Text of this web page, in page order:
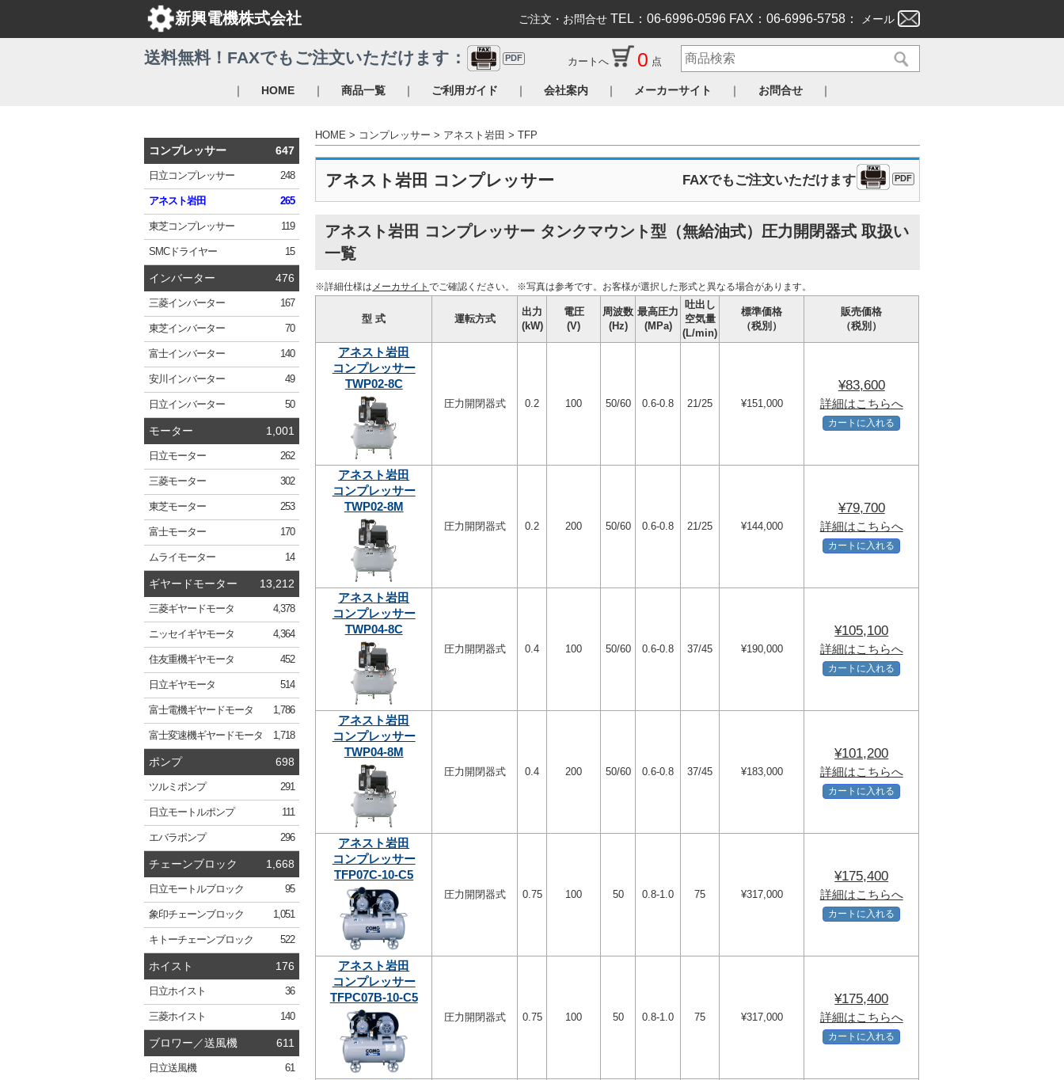
新興電機株式会社 ご注文・お問合せ TEL：06-6996-0596 FAX：06-6996-5758： メール
｜ HOME ｜ 商品一覧 ｜ ご利用ガイド ｜ 会社案内 ｜ メーカーサイト ｜ お問合せ ｜
コンプレッサー 647
日立コンプレッサー 248
アネスト岩田 265
東芝コンプレッサー 119
SMCドライヤー 15
インバーター 476
三菱インバーター 167
東芝インバーター 70
富士インバーター 140
安川 インバーター 49
日立インバーター 50
モーター 1,001
日立モーター 262
三菱モーター 302
東芝モーター 253
富士モーター 170
ムライモーター 14
ギヤードモーター 13,212
三菱ギヤードモータ 4,378
ニッセイギヤモータ 4,364
住友重機ギヤモータ 452
日立ギヤモータ 514
富士電機ギヤードモータ 1,786
富士変速機ギヤードモータ 1,718
ポンプ 698
ツルミ ポンプ 291
日立モートルポンプ 111
エバラポンプ 296
チェーンブロック 1,668
日立モートルブロック 95
象印チェーンブロック 1,051
キトーチェーンブロック 522
ホイスト 176
日立ホイスト 36
三菱ホイスト 140
ブロワー／送風機 611
日立送風機 61
送料無料！FAXでもご注文いただけます： PDF カートへ 0 点
HOME コンプレッサー アネスト岩田 TFP
アネスト岩田 コンプレッサー FAXでもご注文いただけます PDF
アネスト岩田 コンプレッサー タンクマウント型（無給油式）圧力開閉器式 取扱い
一覧
※詳細仕様は メーカサイトでご確認ください。 ※写真は参考です。お客様が選択した形式と異なる場合があります。
型 式 運転方式
出力
(kW)
電圧
(V)
周波数
(Hz)
最高圧力
(MPa)
吐出し
空気量
(L/min)
標準価格
（税別）
販売価格
（税別）
アネスト岩田
コンプレッサー
TWP02-8C
圧力開閉器式 0.2 100 50/60 0.6-0.8 21/25 ¥151,000
¥83,600
詳細はこちらへ
カートに入れる
アネスト岩田
コンプレッサー
TWP02-8M
圧力開閉器式 0.2 200 50/60 0.6-0.8 21/25 ¥144,000
¥79,700
詳細はこちらへ
カートに入れる
アネスト岩田
コンプレッサー
TWP04-8C
圧力開閉器式 0.4 100 50/60 0.6-0.8 37/45 ¥190,000
¥105,100
詳細はこちらへ
カートに入れる
アネスト岩田
コンプレッサー
TWP04-8M
圧力開閉器式 0.4 200 50/60 0.6-0.8 37/45 ¥183,000
¥101,200
詳細はこちらへ
カートに入れる
アネスト岩田
コンプレッサー
TFP07C-10-C5
圧力開閉器式 0.75 100 50 0.8-1.0 75 ¥317,000
¥175,400
詳細はこちらへ
カートに入れる
アネスト岩田
コンプレッサー
TFPC07B-10-C5
圧力開閉器式 0.75 100 50 0.8-1.0 75 ¥317,000
¥175,400
詳細はこちらへ
カートに入れる